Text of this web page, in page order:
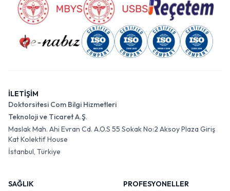
İLETİŞİM
Doktorsitesi Com Bilgi Hizmetleri
Teknoloji ve Ticaret A.Ş.
Maslak Mah. Ahi Evran Cd. A.O.S 55 Sokak No:2 Aksoy Plaza Giriş
Kat Kolektif House
İstanbul, Türkiye
SAĞLIK
PROFESYONELLER